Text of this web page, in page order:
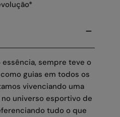
sempre teve o
guias em todos os
vivenciando uma
universo esportivo de
tudo o que